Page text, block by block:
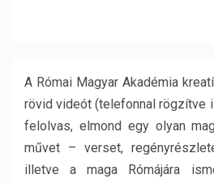
A Római Magyar Akadémia
rövid videót (telefonnal rögzítve
felolvas, elmond egy olyan
művet – verset,
illetve a maga Rómájára